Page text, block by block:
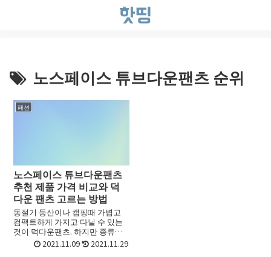
노스페이스 튜브다운팬츠 순위
패션
노스페이스 튜브다운팬츠
추천 제품 가격 비교와 덕
다운 팬츠 고르는 방법
동절기 등산이나 캠핑때 가볍고
컴팩트하게 가지고 다닐 수 있는
것이 덕다운팬츠. 하지만 종류도
기능로 많아서 어떤 다운 팬츠
를 골라야 할지 선택하기가 어려
2021.11.09 2021.11.29